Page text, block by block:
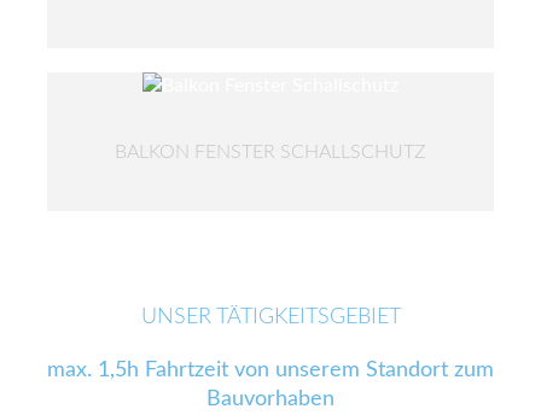
BALKON FENSTER SCHALLSCHUTZ
UNSER TÄTIGKEITSGEBIET
max. 1,5h Fahrtzeit von unserem Standort zum
Bauvorhaben